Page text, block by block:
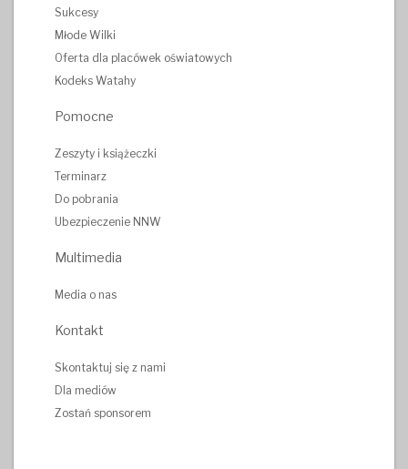
Sukcesy
Młode Wilki
Oferta dla placówek oświatowych
Kodeks Watahy
Pomocne
Zeszyty i książeczki
Terminarz
Do pobrania
Ubezpieczenie NNW
Multimedia
Media o nas
Kontakt
Skontaktuj się z nami
Dla mediów
Zostań sponsorem